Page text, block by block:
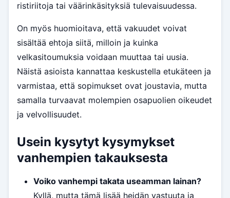
ristiriitoja tai väärinkäsityksiä tulevaisuudessa.
On myös huomioitava, että vakuudet voivat
sisältää ehtoja siitä, milloin ja kuinka
velkasitoumuksia voidaan muuttaa tai uusia.
Näistä asioista kannattaa keskustella etukäteen ja
varmistaa, että sopimukset ovat joustavia, mutta
samalla turvaavat molempien osapuolien oikeudet
ja velvollisuudet.
Usein kysytyt kysymykset
vanhempien takauksesta
Voiko vanhempi takata useamman lainan?
Kyllä, mutta tämä lisää heidän vastuuta ja